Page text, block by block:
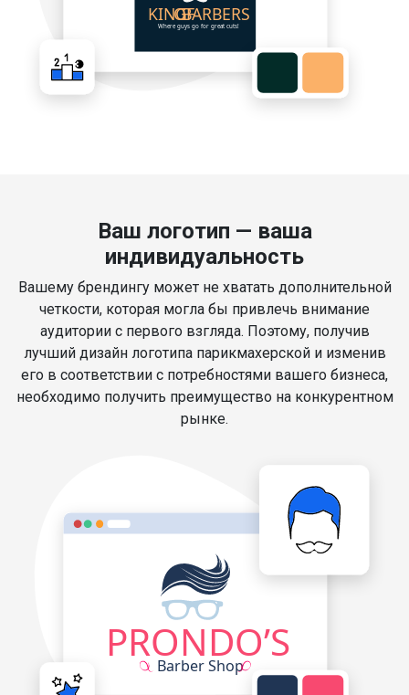
Ваш логотип — ваша
индивидуальность
Вашему брендингу может не хватать дополнительной
четкости, которая могла бы привлечь внимание
аудитории с первого взгляда. Поэтому, получив
лучший дизайн логотипа парикмахерской и изменив
его в соответствии с потребностями вашего бизнеса,
необходимо получить преимущество на конкурентном
рынке.